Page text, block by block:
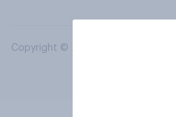
Copyright © 2026 YouGov PLC.